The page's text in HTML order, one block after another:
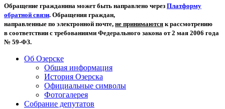
Обращение гражданина может быть направлено через Платформу
обратной связи. Обращения граждан,
направленные по электронной почте, не принимаются к рассмотрению
в соответствии с требованиями Федерального закона от 2 мая 2006 года
№ 59-ФЗ.
Об Озерске
Общая информация
История Озерска
Официальные символы
Фотогалерея
Собрание депутатов